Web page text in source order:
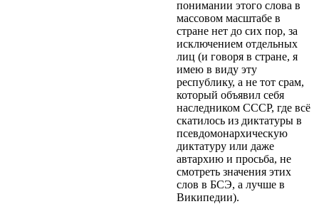
понимании этого слова в
массовом масштабе в
стране нет до сих пор, за
исключением отдельных
лиц (и говоря в стране, я
имею в виду эту
республику, а не тот срам,
который объявил себя
наследником СССР, где всё
скатилось из диктатуры в
псевдомонархическую
диктатуру или даже
автархию и просьба, не
смотреть значения этих
слов в БСЭ, а лучше в
Википедии).